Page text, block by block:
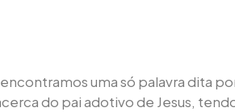
uma só palavra dita
do pai adotivo de Jesus,